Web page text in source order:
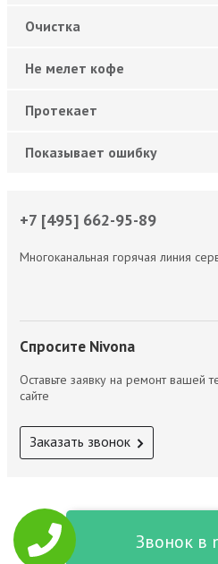
Очистка
Не мелет кофе
Протекает
Показывает ошибку
+7 [495] 662-95-89
Многоканальная горячая линия
Спросите Nivona
Оставьте заявку на ремонт вашей
сайте
Заказать звонок
Звонок в